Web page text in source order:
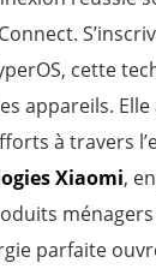
cette
appareils.
à travers
Xiaomi,
parfaite